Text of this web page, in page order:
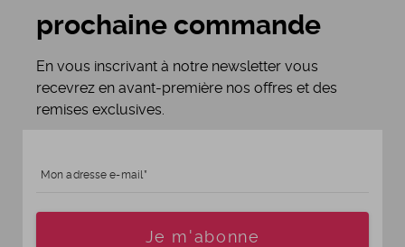
prochaine commande
En vous inscrivant à notre newsletter vous
recevrez en avant-première nos offres et des
remises exclusives.
Mon adresse e-mail
Je m'abonne